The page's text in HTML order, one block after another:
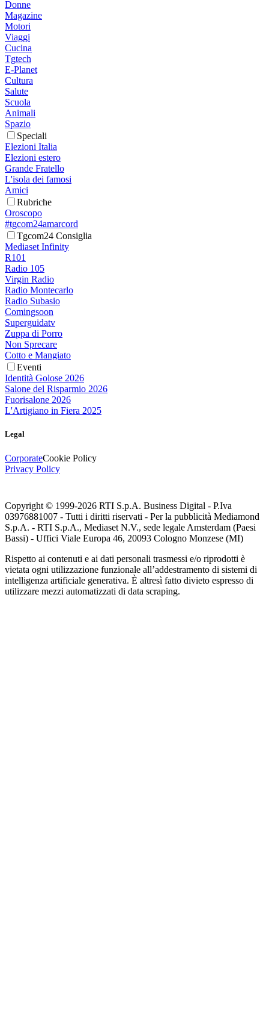
Donne
Magazine
Motori
Viaggi
Cucina
Tgtech
E-Planet
Cultura
Salute
Scuola
Animali
Spazio
Speciali
Elezioni Italia
Elezioni estero
Grande Fratello
L'isola dei famosi
Amici
Rubriche
Oroscopo
#tgcom24amarcord
Tgcom24 Consiglia
Mediaset Infinity
R101
Radio 105
Virgin Radio
Radio Montecarlo
Radio Subasio
Comingsoon
Superguidatv
Zuppa di Porro
Non Sprecare
Cotto e Mangiato
Eventi
Identità Golose 2026
Salone del Risparmio 2026
Fuorisalone 2026
L'Artigiano in Fiera 2025
Legal
CorporateCookie Policy
Privacy Policy
Copyright © 1999-2026 RTI S.p.A. Business Digital - P.Iva
03976881007 - Tutti i diritti riservati - Per la pubblicità Mediamond
S.p.A. - RTI S.p.A., Mediaset N.V., sede legale Amsterdam (Paesi
Bassi) - Uffici Viale Europa 46, 20093 Cologno Monzese (MI)
Rispetto ai contenuti e ai dati personali trasmessi e/o riprodotti è
vietata ogni utilizzazione funzionale all’addestramento di sistemi di
intelligenza artificiale generativa. È altresì fatto divieto espresso di
utilizzare mezzi automatizzati di data scraping.